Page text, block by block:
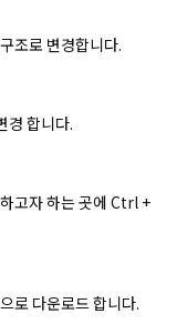
로 변경합니다.
합니다.
고자 하는 곳에 Ctrl +
로 다운로드 합니다.